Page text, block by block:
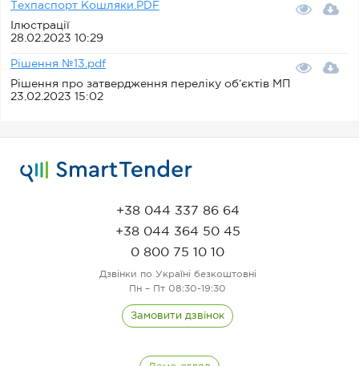
Техпаспорт Кошляки.PDF
Ілюстрації
28.02.2023 10:29
Рішення №13.pdf
Рішення про затвердження переліку об’єктів МП
23.02.2023 15:02
+38 044 337 86 64
+38 044 364 50 45
0 800 75 10 10
Дзвінки по Україні безкоштовні
Пн – Пт 08:30-19:30
Замовити дзвінок